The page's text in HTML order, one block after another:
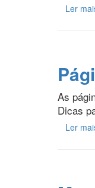
Ler
As
Dicas
Ler